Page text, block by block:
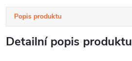
Popis produktu
Detailní popis produktu